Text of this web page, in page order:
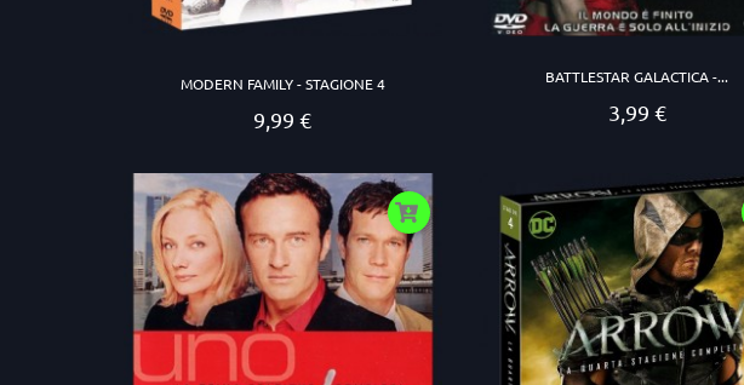
MODERN FAMILY - STAGIONE 4
Prezzo
9,99 €
BATTLESTAR GALACTICA -...
Prezzo
3,99 €